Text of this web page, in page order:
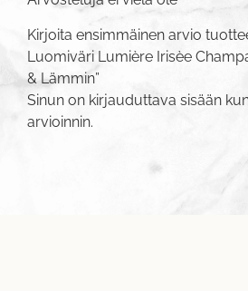
Kirjoita ensimmäinen arvio
Luomiväri Lumière Irisèe
& Lämmin”
Sinun on kirjauduttava sisään
arvioinnin.